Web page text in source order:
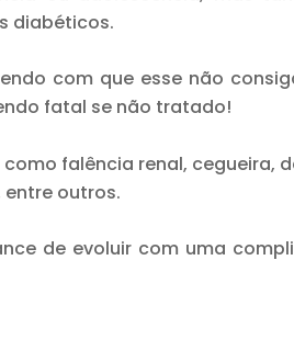
diabéticos.
com que esse não
fatal se não tratado!
falência renal, cegueira,
outros.
de evoluir com uma